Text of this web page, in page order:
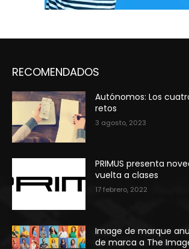
RECOMENDADOS
Autónomos: Los
retos
3 agosto, 2023
PRIMUS presenta
vuelta a clases
17 febrero, 2022
Image de marque
de marca a The